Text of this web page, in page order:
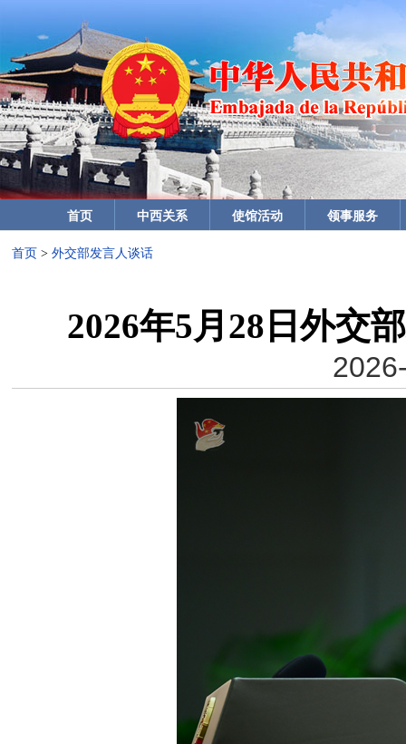
首页 中西关系 使馆活动 领事服务
首页 > 外交部发言人谈话
2026年5月28日外交